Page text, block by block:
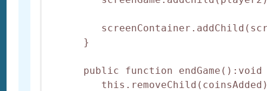
}
public function endGame():void